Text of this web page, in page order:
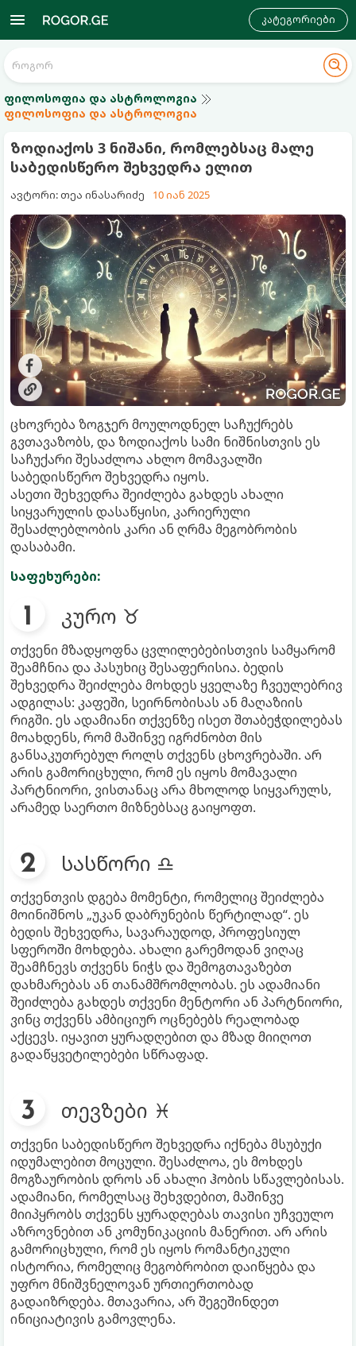
კატეგორიები
ფილოსოფია და ასტროლოგია
ფილოსოფია და ასტროლოგია
ზოდიაქოს 3 ნიშანი, რომლებსაც მალე
საბედისწერო შეხვედრა ელით
ავტორი: თეა ინასარიძე 10 იან 2025
ცხოვრება ზოგჯერ მოულოდნელ საჩუქრებს
გვთავაზობს, და ზოდიაქოს სამი ნიშნისთვის ეს
საჩუქარი შესაძლოა ახლო მომავალში
საბედისწერო შეხვედრა იყოს.
ასეთი შეხვედრა შეიძლება გახდეს ახალი
სიყვარულის დასაწყისი, კარიერული
შესაძლებლობის კარი ან ღრმა მეგობრობის
დასაბამი.
საფეხურები:
კურო ♉
თქვენი მზადყოფნა ცვლილებებისთვის სამყარომ
შეამჩნია და პასუხიც შესაფერისია. ბედის
შეხვედრა შეიძლება მოხდეს ყველაზე ჩვეულებრივ
ადგილას: კაფეში, სეირნობისას ან მაღაზიის
რიგში. ეს ადამიანი თქვენზე ისეთ შთაბეჭდილებას
მოახდენს, რომ მაშინვე იგრძნობთ მის
განსაკუთრებულ როლს თქვენს ცხოვრებაში. არ
არის გამორიცხული, რომ ეს იყოს მომავალი
პარტნიორი, ვისთანაც არა მხოლოდ სიყვარულს,
არამედ საერთო მიზნებსაც გაიყოფთ.
სასწორი ♎
თქვენთვის დგება მომენტი, რომელიც შეიძლება
მოინიშნოს „უკან დაბრუნების წერტილად“. ეს
ბედის შეხვედრა, სავარაუდოდ, პროფესიულ
სფეროში მოხდება. ახალი გარემოდან ვიღაც
შეამჩნევს თქვენს ნიჭს და შემოგთავაზებთ
დახმარებას ან თანამშრომლობას. ეს ადამიანი
შეიძლება გახდეს თქვენი მენტორი ან პარტნიორი,
ვინც თქვენს ამბიციურ ოცნებებს რეალობად
აქცევს. იყავით ყურადღებით და მზად მიიღოთ
გადაწყვეტილებები სწრაფად.
თევზები ♓
თქვენი საბედისწერო შეხვედრა იქნება მსუბუქი
იდუმალებით მოცული. შესაძლოა, ეს მოხდეს
მოგზაურობის დროს ან ახალი ჰობის სწავლებისას.
ადამიანი, რომელსაც შეხვდებით, მაშინვე
მიიპყრობს თქვენს ყურადღებას თავისი უჩვეულო
აზროვნებით ან კომუნიკაციის მანერით. არ არის
გამორიცხული, რომ ეს იყოს რომანტიკული
ისტორია, რომელიც მეგობრობით დაიწყება და
უფრო მნიშვნელოვან ურთიერთობად
გადაიზრდება. მთავარია, არ შეგეშინდეთ
ინიციატივის გამოვლენა.